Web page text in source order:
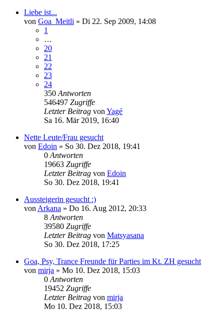
Liebe ist...
von Goa_Meitli » Di 22. Sep 2009, 14:08
1
…
20
21
22
23
24
350 Antworten
546497 Zugriffe
Letzter Beitrag von Yagé
Sa 16. Mär 2019, 16:40
Nette Leute/Frau gesucht
von Edoin » So 30. Dez 2018, 19:41
0 Antworten
19663 Zugriffe
Letzter Beitrag von Edoin
So 30. Dez 2018, 19:41
Aussteigerin gesucht :)
von Arkana » Do 16. Aug 2012, 20:33
8 Antworten
39580 Zugriffe
Letzter Beitrag von Matsyasana
So 30. Dez 2018, 17:25
Goa, Psy, Trance Freunde für Parties im Kt. ZH gesucht
von mirja » Mo 10. Dez 2018, 15:03
0 Antworten
19452 Zugriffe
Letzter Beitrag von mirja
Mo 10. Dez 2018, 15:03